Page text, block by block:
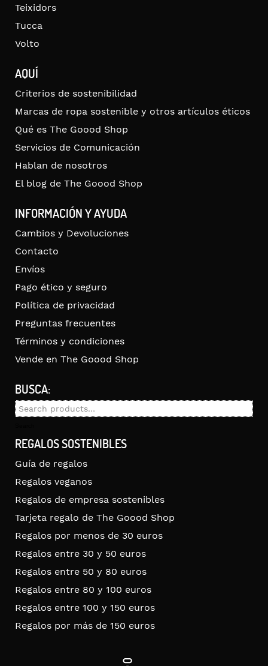
Teixidors
Tucca
Volto
AQUÍ
Criterios de sostenibilidad
Marcas de ropa sostenible y otros artículos éticos
Qué es The Goood Shop
Servicios de Comunicación
Hablan de nosotros
El blog de The Goood Shop
INFORMACIÓN Y AYUDA
Cambios y Devoluciones
Contacto
Envíos
Pago ético y seguro
Política de privacidad
Preguntas frecuentes
Términos y condiciones
Vende en The Goood Shop
BUSCA:
Search
REGALOS SOSTENIBLES
Guía de regalos
Regalos veganos
Regalos de empresa sostenibles
Tarjeta regalo de The Goood Shop
Regalos por menos de 30 euros
Regalos entre 30 y 50 euros
Regalos entre 50 y 80 euros
Regalos entre 80 y 100 euros
Regalos entre 100 y 150 euros
Regalos por más de 150 euros